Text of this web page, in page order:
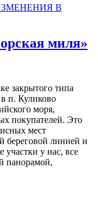
ИЗМЕНЕНИЯ В
миля»
закрытого типа
п. Куликово
моря,
покупателей. Это
мест
береговой линией и
у нас, все
панорамой,